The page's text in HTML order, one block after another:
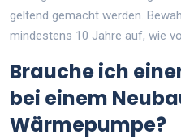
geltend gemacht werden.
mindestens 10 Jahre auf, wie
Brauche ich
bei einem
Wärmepumpe?